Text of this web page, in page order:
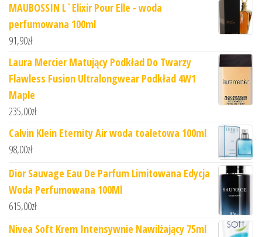
MAUBOSSIN L`Elixir Pour Elle - woda
perfumowana 100ml
91,90zł
Laura Mercier Matujący Podkład Do Twarzy
Flawless Fusion Ultralongwear Podkład 4W1
Maple
235,00zł
Calvin Klein Eternity Air woda toaletowa 100ml
98,00zł
Dior Sauvage Eau De Parfum Limitowana Edycja
Woda Perfumowana 100Ml
615,00zł
Nivea Soft Krem Intensywnie Nawilżający 75ml